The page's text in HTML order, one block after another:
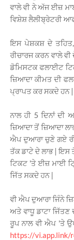
ਵਾਲੇ ਵੀ ਨੇ ਅੱਜ ਈਜ਼
ਵਿਸ਼ੇਸ਼ ਲੈਲੀਬ੍ਰੇਟਰੀ
ਇਸ ਪੇਸ਼ਕਸ਼ ਦੇ
ਰੀਚਾਰਜ ਕਰਨ ਵਾਲੇ
ਡੋਮਿਸਟਕ ਫਲਾਈਟ
ਜ਼ਿਆਦਾ ਕੀਮਤ ਦੀ
ਪ੍ਰਾਪਤ ਕਰ ਸਕਦੇ ਹਨ |
ਨਾਲ ਹੀ 5 ਦਿਨਾਂ
ਜ਼ਿਆਦਾ ਤੋਂ ਜ਼ਿਆਦਾ
ਐਪ ਦੁਆਰਾ ਚੁਣੇ ਗਏ
ਤੱਕ ਡਾਟੇ ਦੇ ਲਾਭ | ਇਸ
ਟਿਕਟ 'ਤੇ ਈਜ਼ ਮਾਈ
ਜਿੱਤ ਸਕਦੇ ਹਨ |
ਵੀ ਐਪ ਦੁਆਰਾ ਜਿੰਨੇ
ਅਤੇ ਵਾਧੂ ਡਾਟਾ
ਰੂਪ ਨਾਲ ਵੀ ਐਪ 'ਤੇ
https://vi.app.link/